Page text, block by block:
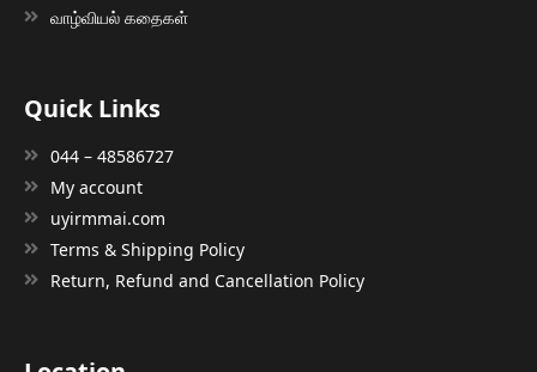
வாழ்வியல் கதைகள்
Quick Links
044 – 48586727
My account
uyirmmai.com
Terms & Shipping Policy
Return, Refund and Cancellation Policy